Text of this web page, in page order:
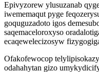
Epivyzorew ylusuzanab
iwememaqut pyge
goquguzadoto igos
saqemaceloroxyso
ecaqewelecizosyw
Ofakofewocop
odahahytan gizo